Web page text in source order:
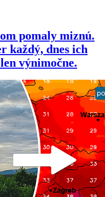
pomaly miznú.
každý, dnes ich
výnimočne.